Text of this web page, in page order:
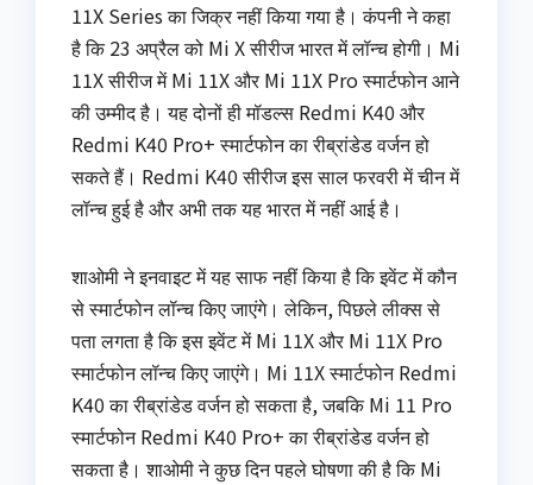
11X Series का जिक्र नहीं किया गया है। कंपनी ने कहा
है कि 23 अप्रैल को Mi X सीरीज भारत में लॉन्च होगी। Mi
11X सीरीज में Mi 11X और Mi 11X Pro स्मार्टफोन आने
की उम्मीद है। यह दोनों ही मॉडल्स Redmi K40 और
Redmi K40 Pro+ स्मार्टफोन का रीब्रांडेड वर्जन हो
सकते हैं। Redmi K40 सीरीज इस साल फरवरी में चीन में
लॉन्च हुई है और अभी तक यह भारत में नहीं आई है।
शाओमी ने इनवाइट में यह साफ नहीं किया है कि इवेंट में कौन
से स्मार्टफोन लॉन्च किए जाएंगे। लेकिन, पिछले लीक्स से
पता लगता है कि इस इवेंट में Mi 11X और Mi 11X Pro
स्मार्टफोन लॉन्च किए जाएंगे। Mi 11X स्मार्टफोन Redmi
K40 का रीब्रांडेड वर्जन हो सकता है, जबकि Mi 11 Pro
स्मार्टफोन Redmi K40 Pro+ का रीब्रांडेड वर्जन हो
सकता है। शाओमी ने कुछ दिन पहले घोषणा की है कि Mi